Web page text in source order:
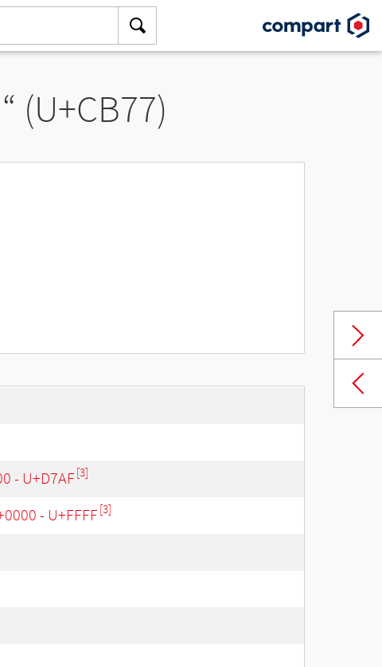
“ (U+CB77)
- U+D7AF[3]
- U+FFFF[3]